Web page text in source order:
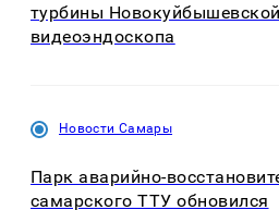
турбины
видеоэндоскопа
Новости Самары
Парк аварийно-
самарского ТТУ обновился